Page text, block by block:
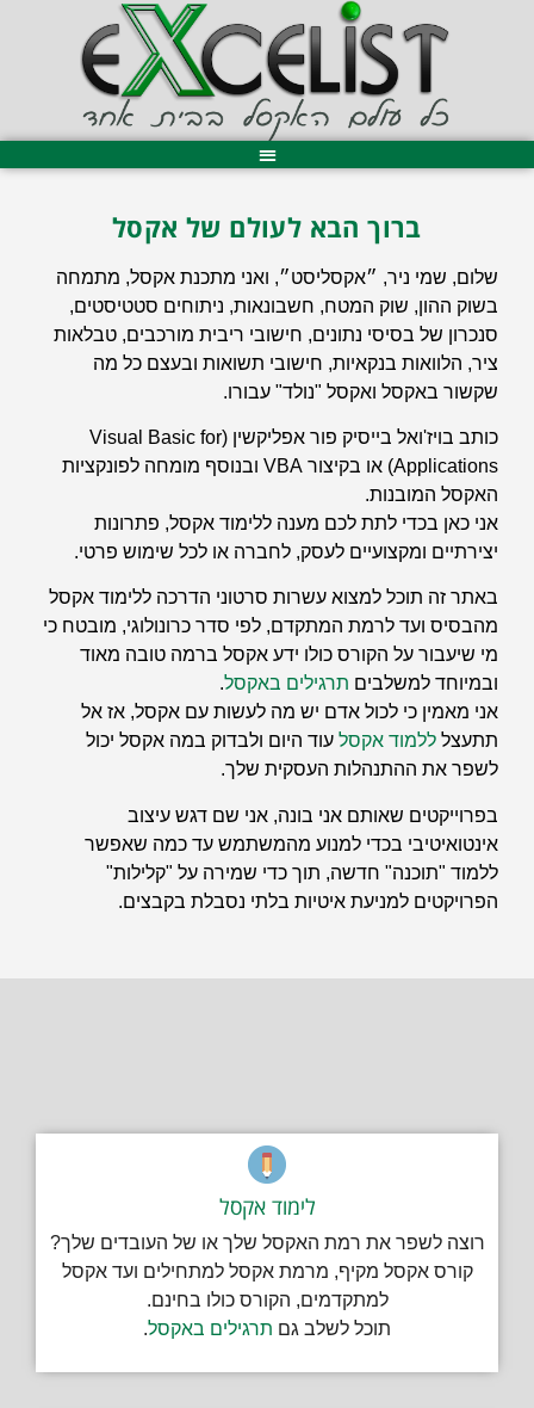
ברוך הבא לעולם של אקסל
שלום, שמי ניר, ״אקסליסט״, ואני מתכנת אקסל, מתמחה
בשוק ההון, שוק המטח, חשבונאות, ניתוחים סטטיסטים,
סנכרון של בסיסי נתונים, חישובי ריבית מורכבים, טבלאות
ציר, הלוואות בנקאיות, חישובי תשואות ובעצם כל מה
שקשור באקסל ואקסל "נולד" עבורו.
כותב בויז'ואל בייסיק פור אפליקשין (Visual Basic for
Applications) או בקיצור VBA ובנוסף מומחה לפונקציות
האקסל המובנות.
אני כאן בכדי לתת לכם מענה ללימוד אקסל, פתרונות
יצירתיים ומקצועיים לעסק, לחברה או לכל שימוש פרטי.
באתר זה תוכל למצוא עשרות סרטוני הדרכה ללימוד אקסל
מהבסיס ועד לרמת המתקדם, לפי סדר כרונולוגי, מובטח כי
מי שיעבור על הקורס כולו ידע אקסל ברמה טובה מאוד
ובמיוחד למשלבים תרגילים באקסל.
אני מאמין כי לכול אדם יש מה לעשות עם אקסל, אז אל
תתעצל ללמוד אקסל עוד היום ולבדוק במה אקסל יכול
לשפר את ההתנהלות העסקית שלך.
בפרוייקטים שאותם אני בונה, אני שם דגש עיצוב
אינטואיטיבי בכדי למנוע מהמשתמש עד כמה שאפשר
ללמוד "תוכנה" חדשה, תוך כדי שמירה על "קלילות"
הפרויקטים למניעת איטיות בלתי נסבלת בקבצים.
לימוד אקסל
רוצה לשפר את רמת האקסל שלך או של העובדים שלך?
קורס אקסל מקיף, מרמת אקסל למתחילים ועד אקסל
למתקדמים, הקורס כולו בחינם.
תוכל לשלב גם תרגילים באקסל.